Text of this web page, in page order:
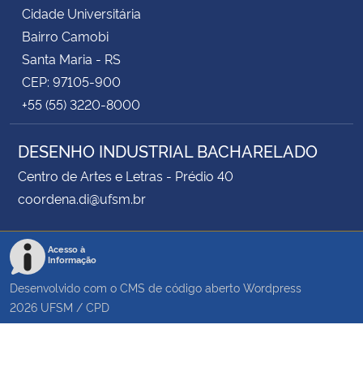
Cidade Universitária
Bairro Camobi
Santa Maria - RS
CEP: 97105-900
+55 (55) 3220-8000
DESENHO INDUSTRIAL BACHARELADO
Centro de Artes e Letras - Prédio 40
coordena.di@ufsm.br
Acesso à
Informação
Desenvolvido com o CMS de código aberto Wordpress
2026 UFSM / CPD